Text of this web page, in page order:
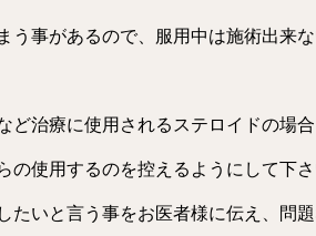
う事があるので、服用中は施術出来
ど治療に使用されるステロイドの場
の使用するのを控えるようにして下さ
たいと言う事をお医者様に伝え、問